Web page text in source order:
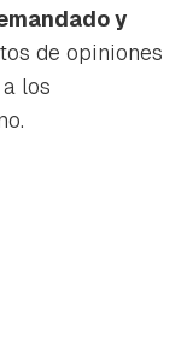
y
de opiniones
los